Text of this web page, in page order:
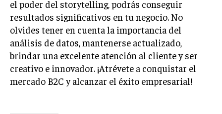
el poder del storytelling, podrás conseguir
resultados significativos en tu negocio. No
olvides tener en cuenta la importancia del
análisis de datos, mantenerse actualizado,
brindar una excelente atención al cliente y ser
creativo e innovador. ¡Atrévete a conquistar el
mercado B2C y alcanzar el éxito empresarial!